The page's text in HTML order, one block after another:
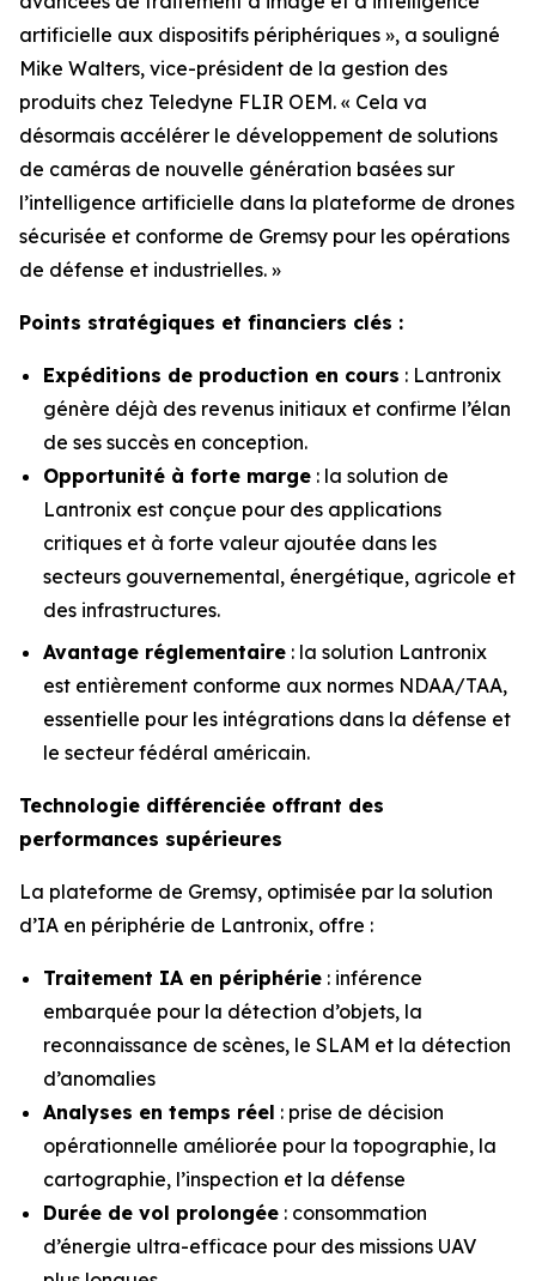
artificielle aux dispositifs périphériques », a souligné
Mike Walters, vice-président de la gestion des
produits chez Teledyne FLIR OEM. « Cela va
désormais accélérer le développement de solutions
de caméras de nouvelle génération basées sur
l’intelligence artificielle dans la plateforme de drones
sécurisée et conforme de Gremsy pour les opérations
de défense et industrielles. »
Points stratégiques et financiers clés :
Expéditions de production en cours : Lantronix
génère déjà des revenus initiaux et confirme l’élan
de ses succès en conception.
Opportunité à forte marge : la solution de
Lantronix est conçue pour des applications
critiques et à forte valeur ajoutée dans les
secteurs gouvernemental, énergétique, agricole et
des infrastructures.
Avantage réglementaire : la solution Lantronix
est entièrement conforme aux normes NDAA/TAA,
essentielle pour les intégrations dans la défense et
le secteur fédéral américain.
Technologie différenciée offrant des
performances supérieures
La plateforme de Gremsy, optimisée par la solution
d’IA en périphérie de Lantronix, offre :
Traitement IA en périphérie : inférence
embarquée pour la détection d’objets, la
reconnaissance de scènes, le SLAM et la détection
d’anomalies
Analyses en temps réel : prise de décision
opérationnelle améliorée pour la topographie, la
cartographie, l’inspection et la défense
Durée de vol prolongée : consommation
d’énergie ultra-efficace pour des missions UAV